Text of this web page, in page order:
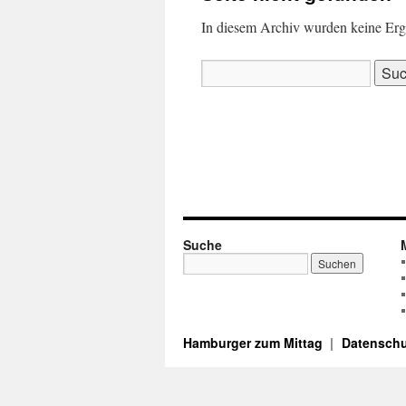
In diesem Archiv wurden keine
nach:
Suche
Hamburger zum Mittag